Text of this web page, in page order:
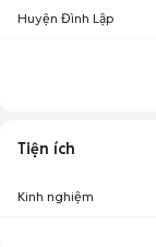
Huyện Đình Lập
Tiện ích
Kinh nghiệm